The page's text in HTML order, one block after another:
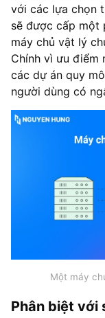
với các lựa chọn
sẽ được cấp một
máy chủ vật lý
Chính vì ưu điểm
các dự án quy
người dùng có
Một máy
Phân biệt với